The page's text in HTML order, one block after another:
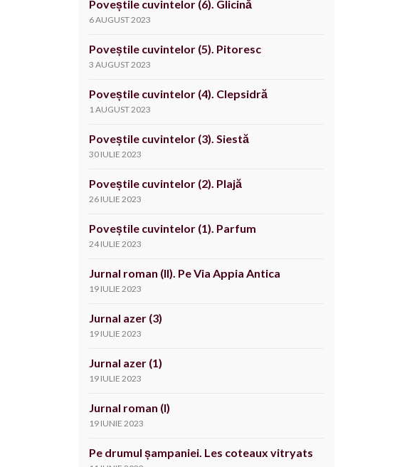
Poveștile cuvintelor (6). Glicină
6 AUGUST 2023
Poveștile cuvintelor (5). Pitoresc
3 AUGUST 2023
Poveștile cuvintelor (4). Clepsidră
1 AUGUST 2023
Poveștile cuvintelor (3). Siestă
30 IULIE 2023
Poveștile cuvintelor (2). Plajă
26 IULIE 2023
Poveștile cuvintelor (1). Parfum
24 IULIE 2023
Jurnal roman (II). Pe Via Appia Antica
19 IULIE 2023
Jurnal azer (3)
19 IULIE 2023
Jurnal azer (1)
19 IULIE 2023
Jurnal roman (I)
19 IUNIE 2023
Pe drumul șampaniei. Les coteaux vitryats